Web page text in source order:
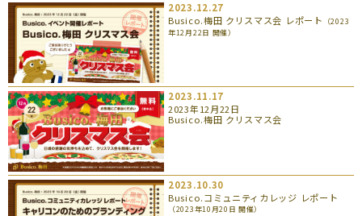
2023.12.27
Busico.梅田 クリスマス会 レポート
（2023
年12月22日 開催）
2023.11.17
2023年12月22日
Busico.梅田 クリスマス会
2023.10.30
Busico.コミュニティカレッジ レポート
（2023年10月20日 開催）